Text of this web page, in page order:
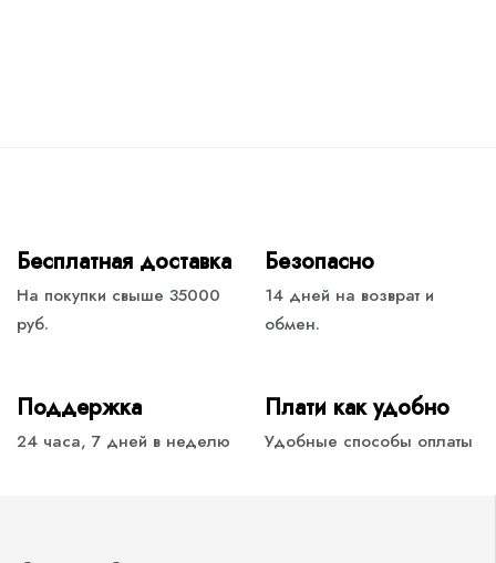
Бесплатная доставка
На покупки свыше 35000
руб.
Безопасно
14 дней на возврат и
обмен.
Поддержка
24 часа, 7 дней в неделю
Плати как удобно
Удобные способы оплаты